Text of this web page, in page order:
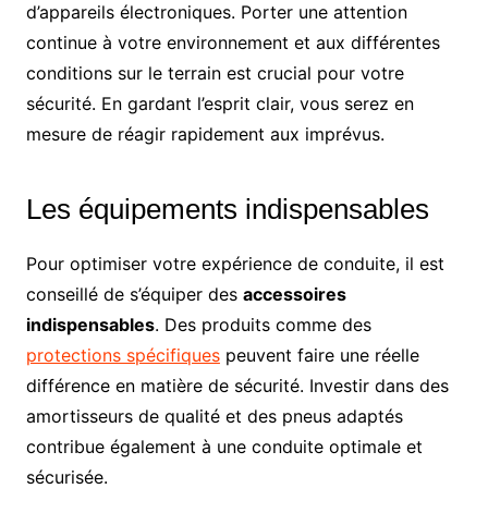
d’appareils électroniques. Porter une attention
continue à votre environnement et aux différentes
conditions sur le terrain est crucial pour votre
sécurité. En gardant l’esprit clair, vous serez en
mesure de réagir rapidement aux imprévus.
Les équipements indispensables
Pour optimiser votre expérience de conduite, il est
conseillé de s’équiper des accessoires
indispensables. Des produits comme des
protections spécifiquespeuvent faire une réelle
différence en matière de sécurité. Investir dans des
amortisseurs de qualité et des pneus adaptés
contribue également à une conduite optimale et
sécurisée.